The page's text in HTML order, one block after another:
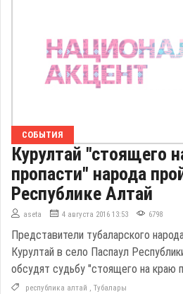
СОБЫТИЯ
Курултай "стоящего
пропасти" народа
Республике Алтай
aseta 4 августа 2016 13:53 6798
Представители тубаларского
Курултай в село Паспаул
обсудят судьбу "стоящего на краю
республика алтай , Тубалары